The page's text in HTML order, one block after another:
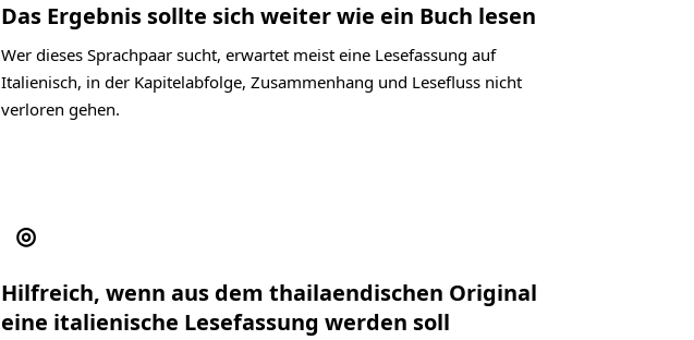
Das Ergebnis sollte sich weiter wie ein Buch lesen
Wer dieses Sprachpaar sucht, erwartet meist eine Lesefassung auf
Italienisch, in der Kapitelabfolge, Zusammenhang und Lesefluss nicht
verloren gehen.
◎
Hilfreich, wenn aus dem thailaendischen Original
eine italienische Lesefassung werden soll